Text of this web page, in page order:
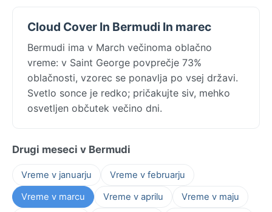
Cloud Cover In Bermudi In marec
Bermudi ima v March večinoma oblačno
vreme: v Saint George povprečje 73%
oblačnosti, vzorec se ponavlja po vsej državi.
Svetlo sonce je redko; pričakujte siv, mehko
osvetljen občutek večino dni.
Drugi meseci v Bermudi
Vreme v januarju
Vreme v februarju
Vreme v marcu
Vreme v aprilu
Vreme v maju